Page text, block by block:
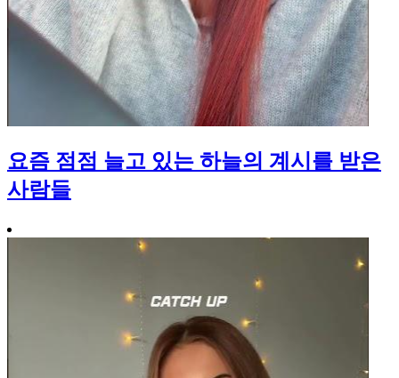
요즘 점점 늘고 있는 하늘의 계시를 받은
사람들